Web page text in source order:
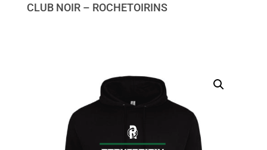
CLUB NOIR – ROCHETOIRINS